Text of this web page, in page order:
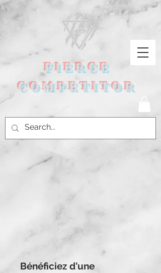
FIERCE
COMPETITOR
Bénéficiez d'une